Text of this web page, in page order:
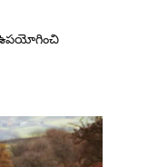
ఉపయోగించి